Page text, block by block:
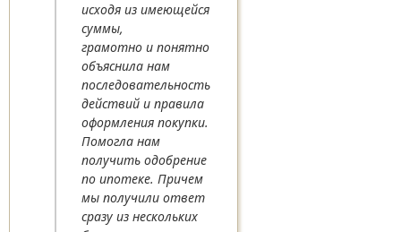
исходя из имеющейся
суммы,
грамотно и понятно
объяснила нам
последовательность
действий и правила
оформления покупки.
Помогла нам
получить одобрение
по ипотеке. Причем
мы получили ответ
сразу из нескольких